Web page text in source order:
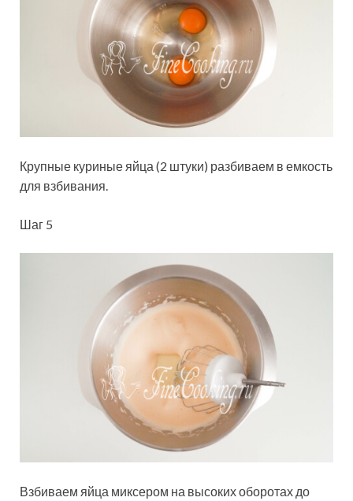
Крупные куриные яйца (2 штуки) разбиваем в емкость
для взбивания.
Шаг 5
Взбиваем яйца миксером на высоких оборотах до